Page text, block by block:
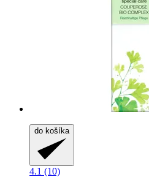
do košíka
4.1 (10)